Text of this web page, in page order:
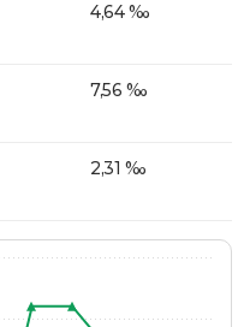
4,64 ‰
7,56 ‰
2,31 ‰